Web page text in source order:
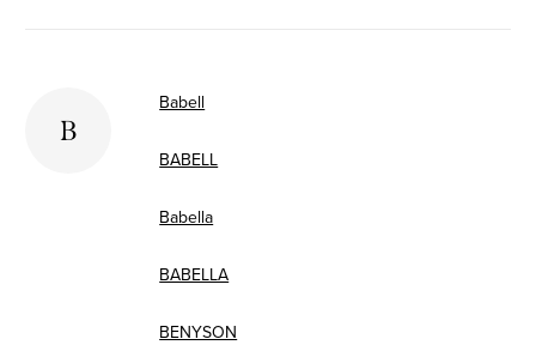
B
Babell
BABELL
Babella
BABELLA
BENYSON